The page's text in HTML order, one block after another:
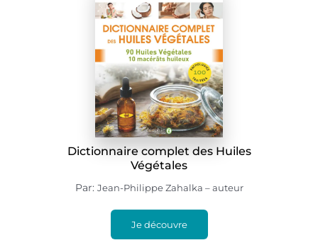
Dictionnaire complet des Huiles
Végétales
Par: Jean-Philippe Zahalka – auteur
Je découvre